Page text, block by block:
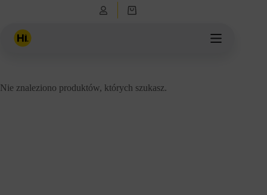
Koszyk
Nie znaleziono produktów, których szukasz.